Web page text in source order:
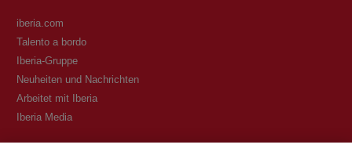
iberia.com
Talento a bordo
Iberia-Gruppe
Neuheiten und Nachrichten
Arbeitet mit Iberia
Iberia Media